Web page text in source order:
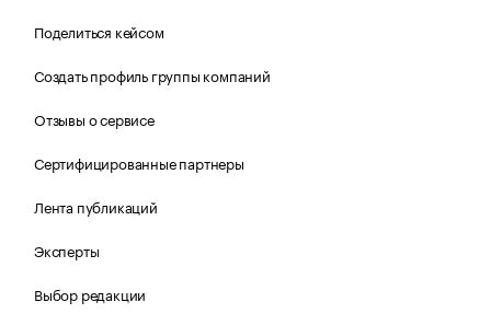
Поделиться кейсом
Создать профиль группы компаний
Отзывы о сервисе
Сертифицированные партнеры
Лента публикаций
Эксперты
Выбор редакции